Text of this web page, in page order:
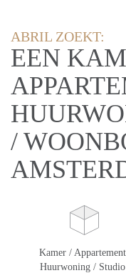
ABRIL ZOEKT:
EEN
/
Kamer /
Huurwoning /